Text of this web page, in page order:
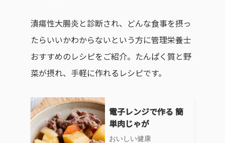
潰瘍性大腸炎と診断され、どんな食事を摂っ
たらいいかわからないという方に管理栄養士
おすすめのレシピをご紹介。たんぱく質と野
菜が摂れ、手軽に作れるレシピです。
電子レンジで作る 簡
単肉じゃが
おいしい健康